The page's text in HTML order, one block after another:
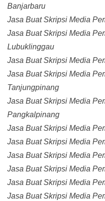
Banjarbaru
Jasa Buat Skripsi Media
Jasa Buat Skripsi Media
Lubuklinggau
Jasa Buat Skripsi Media
Jasa Buat Skripsi Media
Tanjungpinang
Jasa Buat Skripsi Media
Pangkalpinang
Jasa Buat Skripsi Media
Jasa Buat Skripsi Media
Jasa Buat Skripsi Media
Jasa Buat Skripsi Media
Jasa Buat Skripsi Media
Jasa Buat Skripsi Media